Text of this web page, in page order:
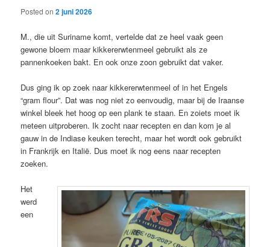
Posted on2 juni 2026
M., die uit Suriname komt, vertelde dat ze heel vaak geen
gewone bloem maar kikkererwtenmeel gebruikt als ze
pannenkoeken bakt. En ook onze zoon gebruikt dat vaker.
Dus ging ik op zoek naar kikkererwtenmeel of in het Engels
“gram flour”. Dat was nog niet zo eenvoudig, maar bij de Iraanse
winkel bleek het hoog op een plank te staan. En zoiets moet ik
meteen uitproberen. Ik zocht naar recepten en dan kom je al
gauw in de Indiase keuken terecht, maar het wordt ook gebruikt
in Frankrijk en Italië. Dus moet ik nog eens naar recepten
zoeken.
Het
werd
een